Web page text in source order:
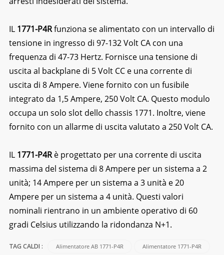
IL 1771-P4Rfunziona se alimentato con un intervallo di
tensione in ingresso di 97-132 Volt CA con una
frequenza di 47-73 Hertz. Fornisce una tensione di
uscita al backplane di 5 Volt CC e una corrente di
uscita di 8 Ampere. Viene fornito con un fusibile
integrato da 1,5 Ampere, 250 Volt CA. Questo modulo
occupa un solo slot dello chassis 1771. Inoltre, viene
fornito con un allarme di uscita valutato a 250 Volt CA.
IL 1771-P4Rè progettato per una corrente di uscita
massima del sistema di 8 Ampere per un sistema a 2
unità; 14 Ampere per un sistema a 3 unità e 20
Ampere per un sistema a 4 unità. Questi valori
nominali rientrano in un ambiente operativo di 60
gradi Celsius utilizzando la ridondanza N+1.
TAG CALDI : Alimentatore AB 1771-P4R Alimentatore 1771-P4R